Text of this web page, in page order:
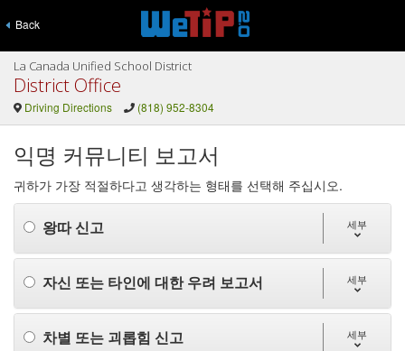
Back
La Canada Unified School District
District Office
Driving Directions (818) 952-8304
익명 커뮤니티 보고서
귀하가 가장 적절하다고 생각하는 형태를 선택해 주십시오.
왕따 신고 세부
자신 또는 타인에 대한 우려 보고서 세부
차별 또는 괴롭힘 신고 세부